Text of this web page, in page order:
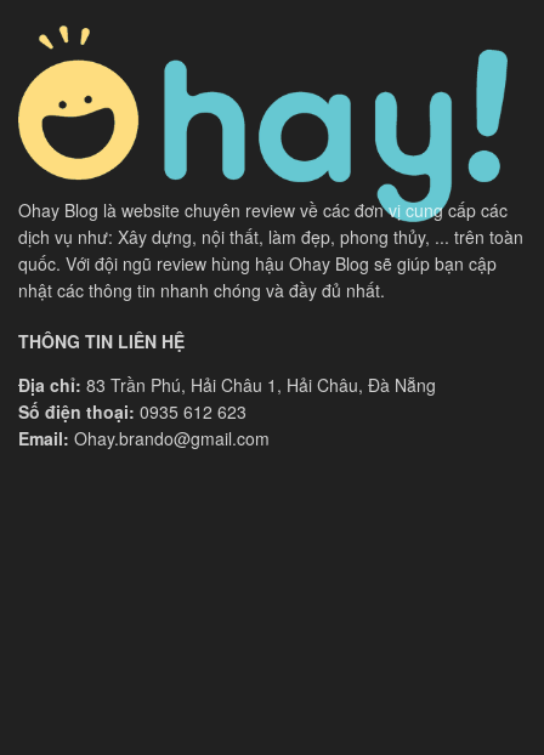
Ohay Blog là website chuyên review về các đơn vị cung cấp các
dịch vụ như: Xây dựng, nội thất, làm đẹp, phong thủy, ... trên toàn
quốc. Với đội ngũ review hùng hậu Ohay Blog sẽ giúp bạn cập
nhật các thông tin nhanh chóng và đầy đủ nhất.
THÔNG TIN LIÊN HỆ
Địa chỉ: 83 Trần Phú, Hải Châu 1, Hải Châu, Đà Nẵng
Số điện thoại: 0935 612 623
Email: Ohay.brando@gmail.com